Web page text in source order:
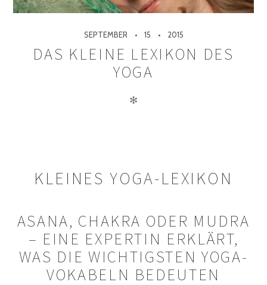
SEPTEMBER 15 2015
DAS KLEINE LEXIKON DES
YOGA
✻
KLEINES YOGA-LEXIKON
ASANA, CHAKRA ODER MUDRA
– EINE EXPERTIN ERKLÄRT,
WAS DIE WICHTIGSTEN YOGA-
VOKABELN BEDEUTEN